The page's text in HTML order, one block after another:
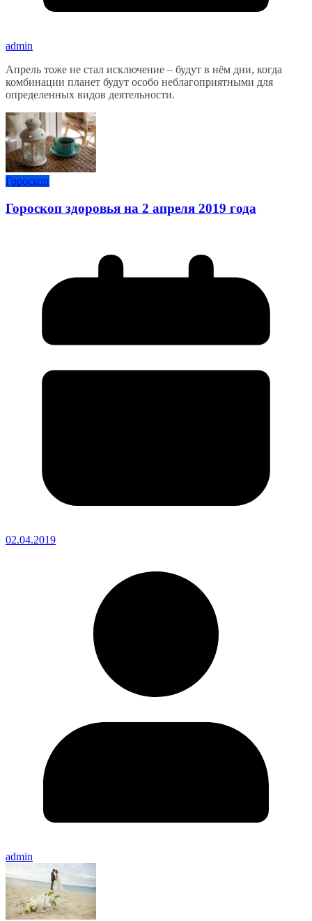
admin
Апрель тоже не стал исключение – будут в нём дни, когда
комбинации планет будут особо неблагоприятными для
определенных видов деятельности.
Гороскоп
Гороскоп здоровья на 2 апреля 2019 года
02.04.2019
admin